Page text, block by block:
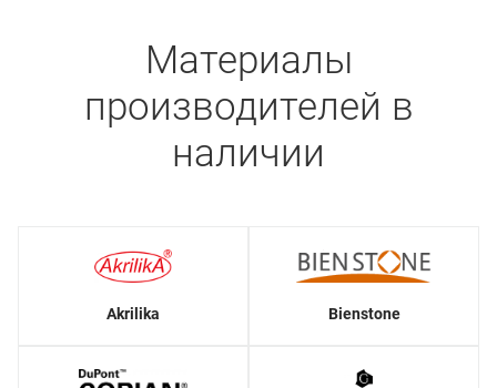
Материалы
производителей в
наличии
Akrilika Bienstone